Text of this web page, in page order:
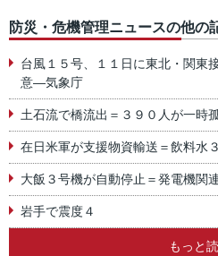
防災・危機管理ニュースの他の
台風１５号、１１日に東北・関東
意―気象庁
土石流で橋流出＝３９０人が一時
在日米軍が支援物資輸送＝飲料水
大飯３号機が自動停止＝発電機関
岩手で震度４
もっと